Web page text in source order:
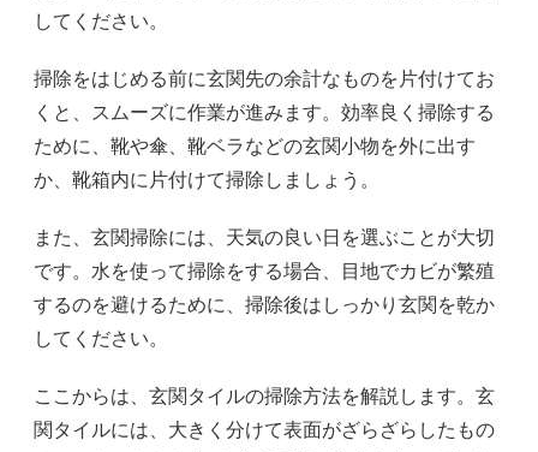
してください。
掃除をはじめる前に玄関先の余計なものを片付けてお
くと、スムーズに作業が進みます。効率良く掃除する
ために、靴や傘、靴ベラなどの玄関小物を外に出す
か、靴箱内に片付けて掃除しましょう。
また、玄関掃除には、天気の良い日を選ぶことが大切
です。水を使って掃除をする場合、目地でカビが繁殖
するのを避けるために、掃除後はしっかり玄関を乾か
してください。
ここからは、玄関タイルの掃除方法を解説します。玄
関タイルには、大きく分けて表面がざらざらしたもの